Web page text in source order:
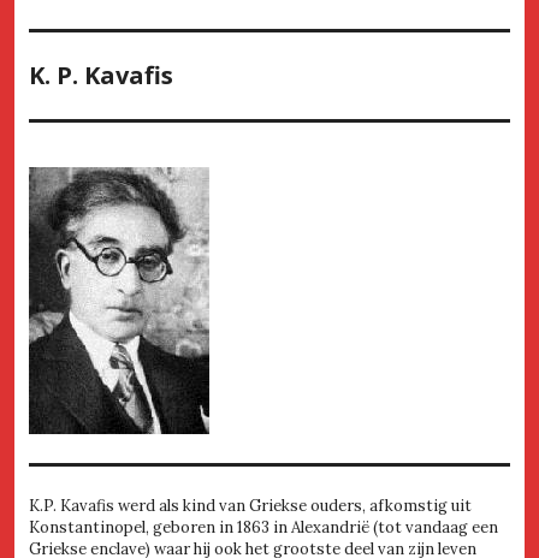
K. P. Kavafis
K.P. Kavafis werd als kind van Griekse ouders, afkomstig uit
Konstantinopel, geboren in 1863 in Alexandrië (tot vandaag een
Griekse enclave) waar hij ook het grootste deel van zijn leven